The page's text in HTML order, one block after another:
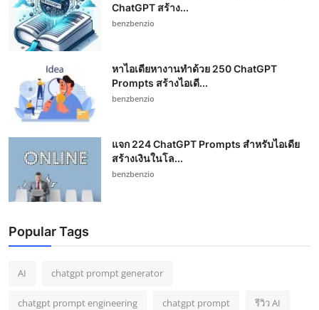
ChatGPT สร้าง...
benzbenzio
หาไอเดียหางานทำด้วย 250 ChatGPT
Prompts สร้างไอเดี...
benzbenzio
แจก 224 ChatGPT Prompts สำหรับไอเดีย
สร้างเงินในโล...
benzbenzio
Popular Tags
AI chatgpt prompt generator
chatgpt prompt engineering chatgpt prompt รีวิว AI